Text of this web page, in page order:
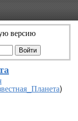
версию
)